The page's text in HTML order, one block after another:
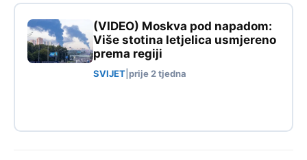
(VIDEO) Moskva pod napadom:
Više stotina letjelica usmjereno
prema regiji
SVIJET prije 2 tjedna